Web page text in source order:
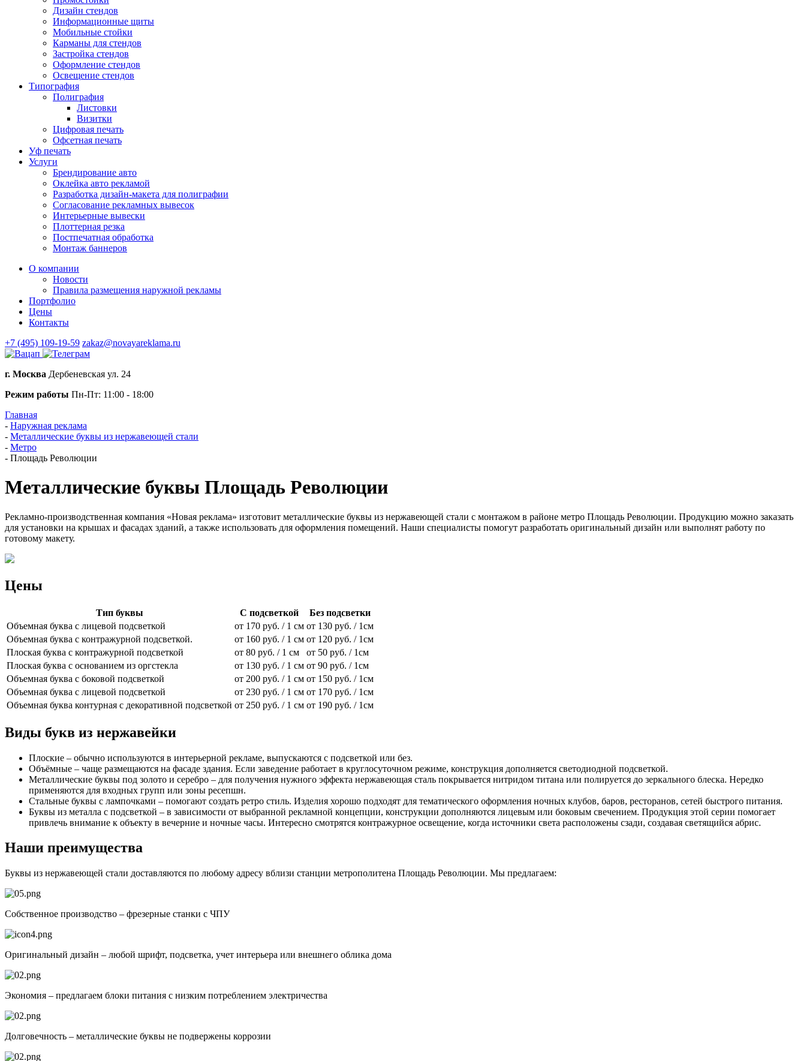
Дизайн стендов
Информационные щиты
Мобильные стойки
Карманы для стендов
Застройка стендов
Оформление стендов
Освещение стендов
Типография
Полиграфия
Листовки
Визитки
Цифровая печать
Офсетная печать
Уф печать
Услуги
Брендирование авто
Оклейка авто рекламой
Разработка дизайн-макета для полиграфии
Согласование рекламных вывесок
Интерьерные вывески
Плоттерная резка
Постпечатная обработка
Монтаж баннеров
О компании
Новости
Правила размещения наружной рекламы
Портфолио
Цены
Контакты
+7 (495) 109-19-59 zakaz@novayareklama.ru
г. Москва Дербеневская ул. 24
Режим работы Пн-Пт: 11:00 - 18:00
Главная
- Наружная реклама
- Металлические буквы из нержавеющей стали
- Метро
- Площадь Революции
Металлические буквы Площадь Революции
Рекламно-производственная компания «Новая реклама» изготовит металлические буквы из нержавеющей стали с монтажом в районе метро Площадь Революции. Продукцию можно заказать
для установки на крышах и фасадах зданий, а также использовать для оформления помещений. Наши специалисты помогут разработать оригинальный дизайн или выполнят работу по
готовому макету.
Цены
Тип буквы С подсветкой
Без подсветки
Объемная буква с лицевой подсветкой
от 170 руб. / 1 см от 130 руб. / 1см
Объемная буква с контражурной подсветкой.
от 160 руб. / 1 см от 120 руб. / 1см
Плоская буква с контражурной подсветкой
от 80 руб. / 1 см
от 50 руб. / 1см
Плоская буква с основанием из оргстекла
от 130 руб. / 1 см от 90 руб. / 1см
Объемная буква с боковой подсветкой
от 200 руб. / 1 см от 150 руб. / 1см
Объемная буква с лицевой подсветкой
от 230 руб. / 1 см от 170 руб. / 1см
Объемная буква контурная с декоративной подсветкой от 250 руб. / 1 см от 190 руб. / 1см
Виды букв из нержавейки
Плоские – обычно используются в интерьерной рекламе, выпускаются с подсветкой или без.
Объёмные – чаще размещаются на фасаде здания. Если заведение работает в круглосуточном режиме, конструкция дополняется светодиодной подсветкой.
Металлические буквы под золото и серебро – для получения нужного эффекта нержавеющая сталь покрывается нитридом титана или полируется до зеркального блеска. Нередко
применяются для входных групп или зоны ресепшн.
Стальные буквы с лампочками – помогают создать ретро стиль. Изделия хорошо подходят для тематического оформления ночных клубов, баров, ресторанов, сетей быстрого питания.
Буквы из металла с подсветкой – в зависимости от выбранной рекламной концепции, конструкции дополняются лицевым или боковым свечением. Продукция этой серии помогает
привлечь внимание к объекту в вечерние и ночные часы. Интересно смотрятся контражурное освещение, когда источники света расположены сзади, создавая светящийся абрис.
Наши преимущества
Буквы из нержавеющей стали доставляются по любому адресу вблизи станции метрополитена Площадь Революции. Мы предлагаем:
Собственное производство – фрезерные станки с ЧПУ
Оригинальный дизайн – любой шрифт, подсветка, учет интерьера или внешнего облика дома
Экономия – предлагаем блоки питания с низким потреблением электричества
Долговечность – металлические буквы не подвержены коррозии